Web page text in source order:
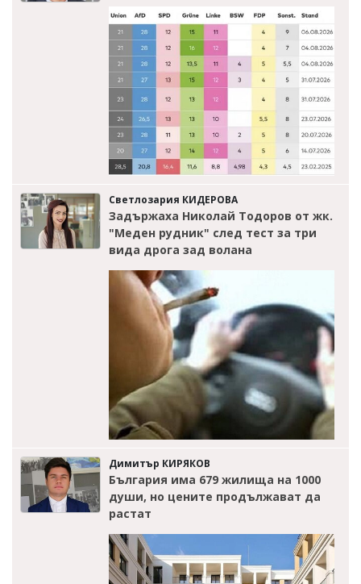
Светлозария КИДЕРОВА
Задържаха Николай Тодоров от жк.
"Меден рудник" след тест за три
вида дрога зад волана
Димитър КИРЯКОВ
България има 679 жилища на 1000
души, но цените продължават да
растат